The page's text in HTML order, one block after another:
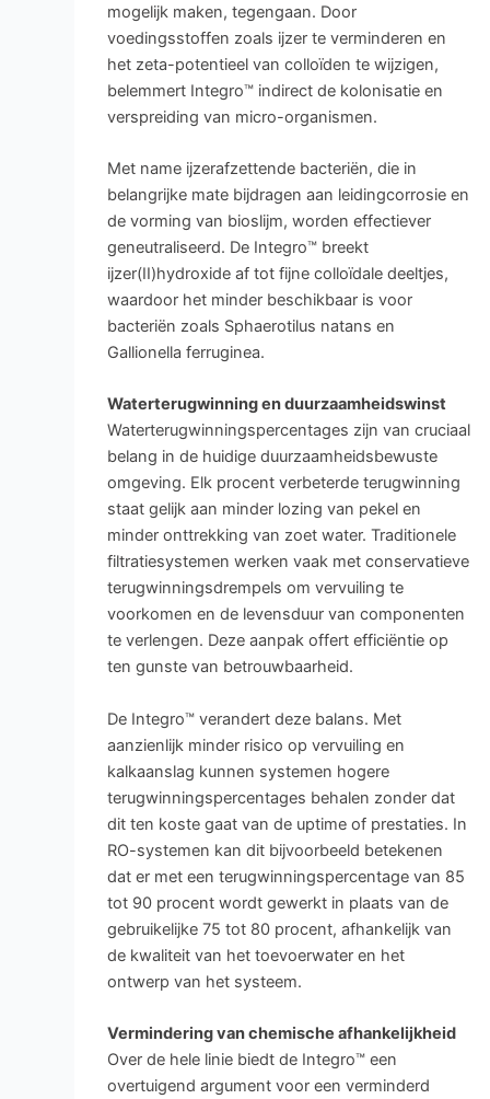
mogelijk maken, tegengaan. Door
voedingsstoffen zoals ijzer te verminderen en
het zeta-potentieel van colloïden te wijzigen,
belemmert Integro™ indirect de kolonisatie en
verspreiding van micro-organismen.
Met name ijzerafzettende bacteriën, die in
belangrijke mate bijdragen aan leidingcorrosie en
de vorming van bioslijm, worden effectiever
geneutraliseerd. De Integro™ breekt
ijzer(II)hydroxide af tot fijne colloïdale deeltjes,
waardoor het minder beschikbaar is voor
bacteriën zoals Sphaerotilus natans en
Gallionella ferruginea.
Waterterugwinning en duurzaamheidswinst
Waterterugwinningspercentages zijn van cruciaal
belang in de huidige duurzaamheidsbewuste
omgeving. Elk procent verbeterde terugwinning
staat gelijk aan minder lozing van pekel en
minder onttrekking van zoet water. Traditionele
filtratiesystemen werken vaak met conservatieve
terugwinningsdrempels om vervuiling te
voorkomen en de levensduur van componenten
te verlengen. Deze aanpak offert efficiëntie op
ten gunste van betrouwbaarheid.
De Integro™ verandert deze balans. Met
aanzienlijk minder risico op vervuiling en
kalkaanslag kunnen systemen hogere
terugwinningspercentages behalen zonder dat
dit ten koste gaat van de uptime of prestaties. In
RO-systemen kan dit bijvoorbeeld betekenen
dat er met een terugwinningspercentage van 85
tot 90 procent wordt gewerkt in plaats van de
gebruikelijke 75 tot 80 procent, afhankelijk van
de kwaliteit van het toevoerwater en het
ontwerp van het systeem.
Vermindering van chemische afhankelijkheid
Over de hele linie biedt de Integro™ een
overtuigend argument voor een verminderd